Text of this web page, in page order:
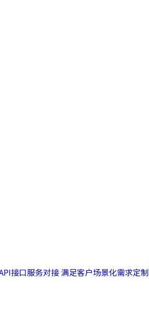
接口服务对接 满足客户场景化需求定制